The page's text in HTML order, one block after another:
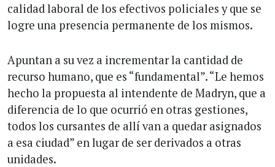
calidad laboral de los efectivos policiales y que se
logre una presencia permanente de los mismos.
Apuntan a su vez a incrementar la cantidad de
recurso humano, que es “fundamental”. “Le hemos
hecho la propuesta al intendente de Madryn, que a
diferencia de lo que ocurrió en otras gestiones,
todos los cursantes de allí van a quedar asignados
a esa ciudad” en lugar de ser derivados a otras
unidades.